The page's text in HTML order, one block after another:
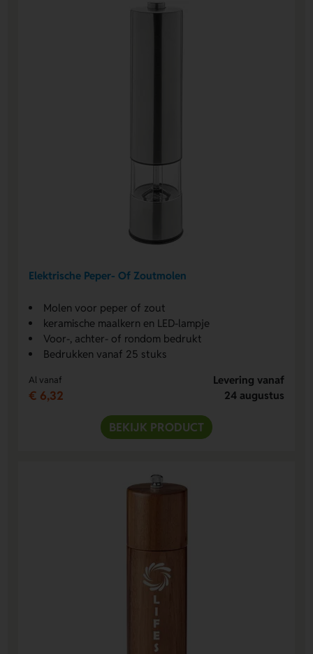
Elektrische Peper- Of Zoutmolen
Molen voor peper of zout
keramische maalkern en LED-lampje
Voor-, achter- of rondom bedrukt
Bedrukken vanaf 25 stuks
Al vanaf
€ 6,32
Levering vanaf
24 augustus
BEKIJK PRODUCT